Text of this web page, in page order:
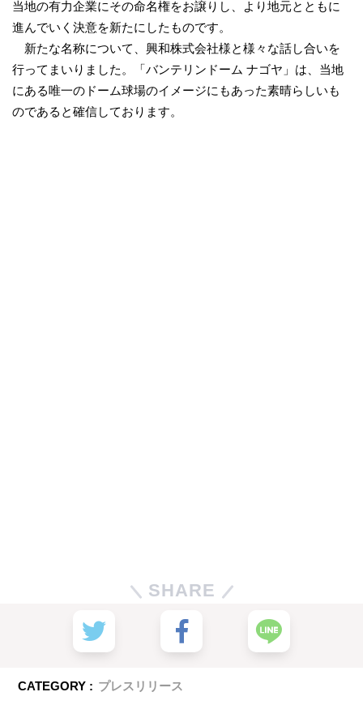
当地の有力企業にその命名権をお譲りし、より地元とともに
進んでいく決意を新たにしたものです。
新たな名称について、興和株式会社様と様々な話し合いを
行ってまいりました。「バンテリンドーム ナゴヤ」は、当地
にある唯一のドーム球場のイメージにもあった素晴らしいも
のであると確信しております。
SHARE
CATEGORY : プレスリリース